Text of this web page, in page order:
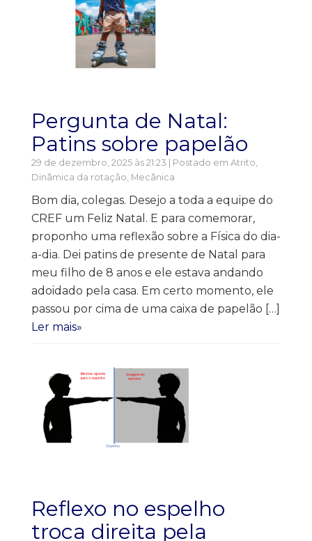
Pergunta de Natal:
Patins sobre papelão
29 de dezembro, 2025 às 21:23 | Postado em Atrito
Dinâmica da rotação Mecânica
Bom dia, colegas. Desejo a toda a equipe do
CREF um Feliz Natal. E para comemorar,
proponho uma reflexão sobre a Física do dia-
a-dia. Dei patins de presente de Natal para
meu filho de 8 anos e ele estava andando
adoidado pela casa. Em certo momento, ele
passou por cima de uma caixa de papelão […]
Ler mais»
Reflexo no espelho
troca direita pela